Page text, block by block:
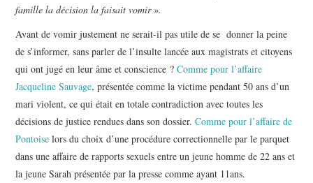
famille la décision la faisait vomir ».
Avant de vomir justement ne serait-il pas utile de se donner la peine
de s’informer, sans parler de l’insulte lancée aux magistrats et citoyens
qui ont jugé en leur âme et conscience ?Comme pour l’affaire
Jacqueline Sauvage, présentée comme la victime pendant 50 ans d’un
mari violent, ce qui était en totale contradiction avec toutes les
décisions de justice rendues dans son dossier.Comme pour l’affaire de
Pontoise lors du choix d’une procédure correctionnelle par le parquet
dans une affaire de rapports sexuels entre un jeune homme de 22 ans et
la jeune Sarah présentée par la presse comme ayant 11ans.